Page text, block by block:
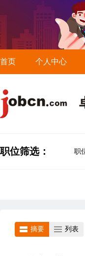
首页 个人中心
职位筛选： 职
摘要 列表